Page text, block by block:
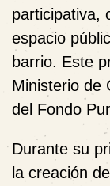
participativa,
espacio
barrio. Este
Ministerio de
del Fondo
Durante su
la creación